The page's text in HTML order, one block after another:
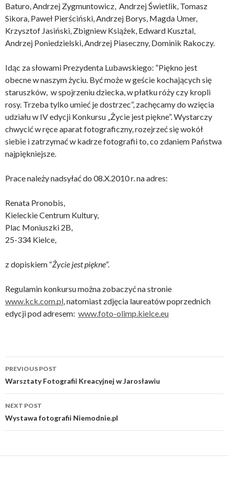
Baturo, Andrzej Zygmuntowicz, Andrzej Świetlik, Tomasz
Sikora, Paweł Pierściński, Andrzej Borys, Magda Umer,
Krzysztof Jasiński, Zbigniew Książek, Edward Kusztal,
Andrzej Poniedzielski, Andrzej Piaseczny, Dominik Rakoczy.
Idąc za słowami Prezydenta Lubawskiego: “Piękno jest
obecne w naszym życiu. Być może w geście kochających się
staruszków, w spojrzeniu dziecka, w płatku róży czy kropli
rosy. Trzeba tylko umieć je dostrzec”, zachęcamy do wzięcia
udziału w IV edycji Konkursu „Życie jest piękne”. Wystarczy
chwycić w ręce aparat fotograficzny, rozejrzeć się wokół
siebie i zatrzymać w kadrze fotografii to, co zdaniem Państwa
najpiękniejsze.
Prace należy nadsyłać do 08.X.2010 r. na adres:
Renata Pronobis,
Kieleckie Centrum Kultury,
Plac Moniuszki 2B,
25-334 Kielce,
z dopiskiem “Życie jest piękne“.
Regulamin konkursu można zobaczyć na stronie
www.kck.com.pl , natomiast zdjęcia laureatów poprzednich
edycji pod adresem: www.foto-olimp.kielce.eu
Post
navigation
PREVIOUS POST
Warsztaty Fotografii Kreacyjnej w Jarosławiu
NEXT POST
Wystawa fotografii Niemodnie.pl